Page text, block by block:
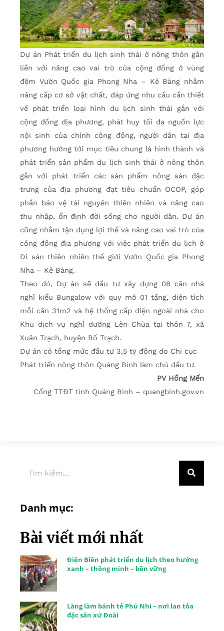
Dự án Phát triển du lịch sinh thái ở nông thôn gắn
liền với nâng cao vai trò của cộng đồng ở vùng
đệm Vườn Quốc gia Phong Nha – Kẻ Bàng nhằm
nâng cấp cơ sở vật chất, đáp ứng nhu cầu cần thiết
về phát triển loại hình du lịch sinh thái gắn với
cộng đồng địa phương, phát huy tối đa nguồn lực
nội sinh của chính cộng đồng, người dân tại địa
phương hướng tới mục tiêu chung là hình thành và
phát triển sản phẩm du lịch sinh thái ở nông thôn
gắn với phát triển các sản phẩm nông sản đặc
trưng của địa phương đạt tiêu chuẩn OCOP, góp
phần bảo vệ tài nguyên thiên nhiên và nâng cao
thu nhập, ổn định đời sống cho người dân. Dự án
cũng nhằm tận dụng lợi thế và nâng cao vai trò của
cộng đồng địa phương với việc phát triển du lịch ở
Di sản thiên nhiên thế giới Vườn Quốc gia Phong
Nha – Kẻ Bàng.
Theo đó, Dự án sẽ đầu tư xây dựng 08 căn nhà
nghỉ kiểu Bungalow với quy mô 01 tầng, diện tích
mỗi căn 31m2 và hệ thống cấp điện ngoài nhà cho
Khu dịch vụ nghỉ dưỡng Lèn Chùa tại thôn 7, xã
Xuân Trạch, huyện Bố Trạch.
Dự án có tổng mức đầu tư 3,5 tỷ đồng do Chi cục
Phát triển nông thôn Quảng Bình làm chủ đầu tư.
PV Hồng Mến
Cổng TTĐT tỉnh Quảng Bình – quangbinh.gov.vn
Danh mục:
Bài viết mới nhất
Điện Biên phát triển du lịch theo hướng
xanh – thông minh – bền vững
Làng làm bánh tẻ Phú Nhi – nơi lan tỏa
đặc sản xứ Đoài